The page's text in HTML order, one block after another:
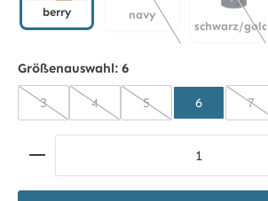
berry navy
(Diese Option ist
schwarz/gold
Größenauswahl: 6
3
(Diese Option ist zurzeit nicht
4
(Diese Option ist zurzeit nicht
5
(Diese Option ist
6 7
Produkt Anzahl: Gib den